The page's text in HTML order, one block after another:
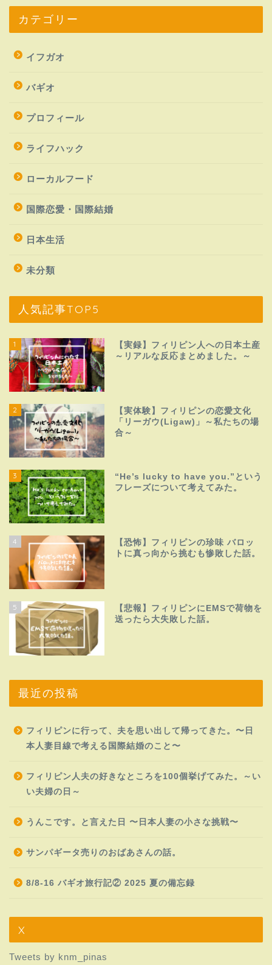
カテゴリー
イフガオ
バギオ
プロフィール
ライフハック
ローカルフード
国際恋愛・国際結婚
日本生活
未分類
人気記事TOP5
1
【実録】フィリピン人への日本土産
～リアルな反応まとめました。～
2
【実体験】フィリピンの恋愛文化
「リーガウ(Ligaw)」～私たちの場
合～
3
“He’s lucky to have you.”という
フレーズについて考えてみた。
4
【恐怖】フィリピンの珍味 バロッ
トに真っ向から挑むも惨敗した話。
5
【悲報】フィリピンにEMSで荷物を
送ったら大失敗した話。
最近の投稿
フィリピンに行って、夫を思い出して帰ってきた。〜日
本人妻目線で考える国際結婚のこと〜
フィリピン人夫の好きなところを100個挙げてみた。～い
い夫婦の日～
うんこです。と言えた日 〜日本人妻の小さな挑戦〜
サンパギータ売りのおばあさんの話。
8/8-16 バギオ旅行記② 2025 夏の備忘録
X
Tweets by knm_pinas